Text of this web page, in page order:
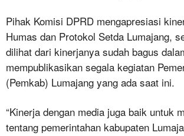
Pihak Komisi DPRD mengapresiasi
Humas dan Protokol Setda Lumajang,
dilihat dari kinerjanya sudah bagus
mempublikasikan segala kegiatan
(Pemkab) Lumajang yang ada saat ini.
“Kinerja dengan media juga baik untuk
tentang pemerintahan kabupaten